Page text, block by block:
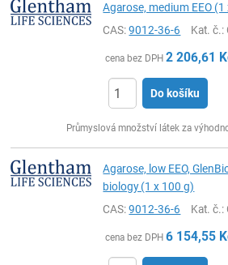
Agarose, medium EEO (1
CAS:9012-36-6 Kat. č.:
cena bez DPH 2 206,61
Do košíku
Průmyslová množství látek za
Agarose, low EEO,
biology (1 x 100 g)
CAS:9012-36-6 Kat. č.:
cena bez DPH 6 154,55